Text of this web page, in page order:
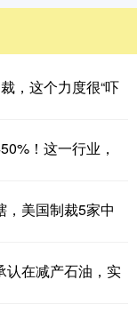
，这个力度很“吓
！这一行业，
，美国制裁5家中
认在减产石油，实